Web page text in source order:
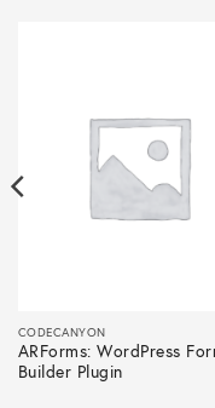
CODECANYON
ARForms: WordPress
Builder Plugin